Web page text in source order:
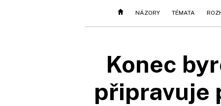
NÁZORY TÉMATA
Konec
připravuje